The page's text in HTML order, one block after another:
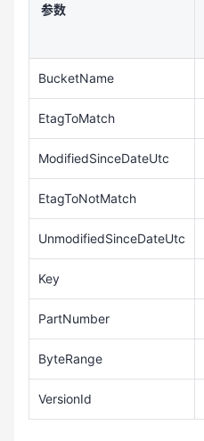
fileStream.Close();
catch (Exception e)
Console.WriteLine(e.Message);
}
}
}
}
参数
BucketName
EtagToMatch
ModifiedSinceDateUtc
EtagToNotMatch
UnmodifiedSinceDateUtc
Key
PartNumber
ByteRange
VersionId